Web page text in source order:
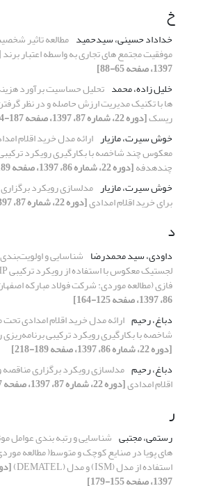
خ
خداداد حسینی، سیدحمید مطالعه تاثیر
موفقیت مجتمع های تجاری به واسطه اعتبار برند
1397، صفحه 65-88]
خلیل زاده، محمد تحلیل حساسیت برآورد
ها با تکنیک مدیریت ارزش حاصله و در نظر
ریسک[دوره 22، شماره 87، 1397، صفحه 187-214]
خوش سیرت، مازیار ارائه مدل خرید اقلام
معکوس چند شاخصه با بکارگیری رویکرد
چندهدفه[دوره 22، شماره 86، 1397، صفحه 189-218]
خوش سیرت، مازیار مدلسازی رویکرد
برای خرید اقلام امدادی[دوره 22، شماره 87، 1397، صفحه 67-100]
د
داودی، سید محمدرضا شناسایی و
فازی (مطالعه موردی: شرکت فولاد مبارکه
86، 1397، صفحه 125-164]
دباغ، رحیم ارائه مدل خرید اقلام امدادی
شاخصه با بکارگیری رویکرد ترکیبی
[دوره 22، شماره 86، 1397، صفحه 189-218]
دباغ، رحیم مدلسازی رویکرد برگزاری مناقصه
اقلام امدادی[دوره 22، شماره 87، 1397، صفحه 67-100]
ر
رستمی، مجتبی شناسایی و رتبه بندی عوامل
های پویا در صنایع کوچک و متوسط( مطالعه
استفاده از مدل (ISM) و مدل (DEMATEL)
1397، صفحه 155-179]